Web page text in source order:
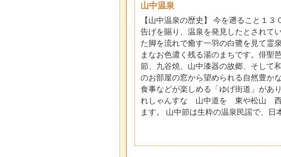
山中温泉
【山中温泉の歴史】 今を遡ること１
告げを賜り、温泉を発見したとされて
た脚を流れで癒す一羽の白鷺を見て霊
まなお色濃く残る湯のまちです。俳聖
節、九谷焼、山中漆器の故郷、そして
のお部屋の窓から望められる自然豊か
食事などが楽しめる「ゆげ街道」があ
れしゃんすな 山中道を 東や松山 西
ます。 山中節は生粋の温泉民謡で、日